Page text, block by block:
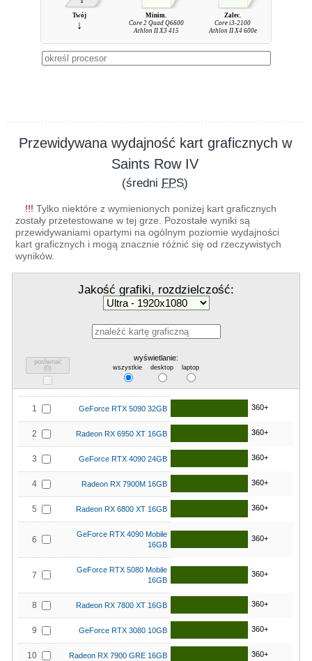
Twój
↓
Minim.
Core 2 Quad Q6600
Athlon II X3 415
Zalec.
Core i3-2100
Athlon II X4 600e
Przewidywana wydajność kart graficznych w
Saints Row IV
(średni FPS)
!!! Tylko niektóre z wymienionych poniżej kart graficznych
zostały przetestowane w tej grze. Pozostałe wyniki są
przewidywaniami opartymi na ogólnym poziomie wydajności
kart graficznych i mogą znacznie różnić się od rzeczywistych
wyników.
Jakość grafiki, rozdzielczość:
porównać
(0)
wyświetlanie:
wszystkie desktop laptop
1 GeForce RTX 5090 32GB 360+
2 Radeon RX 6950 XT 16GB 360+
3 GeForce RTX 4090 24GB 360+
4 Radeon RX 7900M 16GB 360+
5 Radeon RX 6800 XT 16GB 360+
6
GeForce RTX 4090 Mobile
16GB
360+
7
GeForce RTX 5080 Mobile
16GB
360+
8 Radeon RX 7800 XT 16GB 360+
9 GeForce RTX 3080 10GB 360+
10 Radeon RX 7900 GRE 16GB 360+